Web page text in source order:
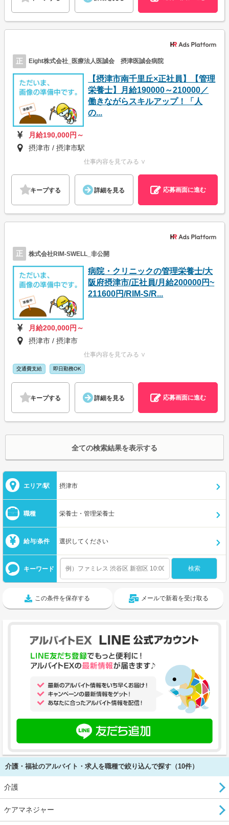
正 Eight株式会社_医療法人医誠会 摂津医誠会病院
【摂津市南千里丘×正社員】【管理
栄養士】月給190000～210000／
働きながらスキルアップ！「人
の...
月給190,000円～
摂津市 / 摂津市駅
仕事内容を見てみる ∨
キープする 詳細を見る 応募画面に進む
正 株式会社RIM-SWELL_非公開
病院・クリニックの管理栄養士/大
阪府摂津市/正社員/月給200000円~
211600円/RIM-S/R...
月給200,000円～
摂津市 / 摂津市
仕事内容を見てみる ∨
交通費支給 即日勤務OK
キープする 詳細を見る 応募画面に進む
全ての検索結果を表示する
エリア/駅 摂津市
職種 栄養士・管理栄養士
給与/条件 選択してください
キーワード
この条件を保存する メールで新着を受け取る
介護・福祉のアルバイト・求人を職種で絞り込んで探す（10件）
介護
ケアマネジャー